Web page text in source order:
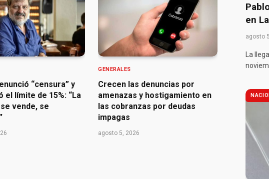
“censura” y
el límite de 15%: “La
vende, se
GENERALES
Crecen las denuncias por
amenazas y hostigamiento en
las cobranzas por deudas
impagas
agosto 5, 2026
en
agosto
La